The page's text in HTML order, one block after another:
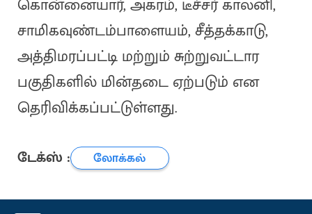
கொன்னையார், அகரம், டீச்சர் காலனி,
சாமிகவுண்டம்பாளையம், சீத்தக்காடு,
அத்திமரப்பட்டி மற்றும் சுற்றுவட்டார
பகுதிகளில் மின்தடை ஏற்படும் என
தெரிவிக்கப்பட்டுள்ளது.
டேக்ஸ் : லோக்கல்